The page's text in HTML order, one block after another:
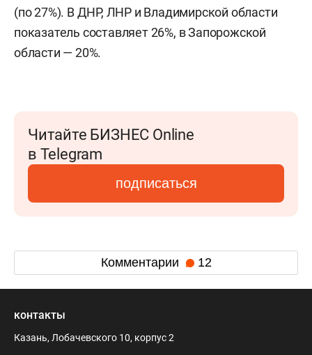
(по 27%). В ДНР, ЛНР и Владимирской области
показатель составляет 26%, в Запорожской
области — 20%.
Читайте БИЗНЕС Online
в Telegram
подписаться
Комментарии 12
контакты
Казань, Лобачевского 10, корпус 2